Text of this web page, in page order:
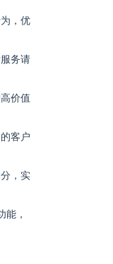
，优
务请
价值
客户
，实
，